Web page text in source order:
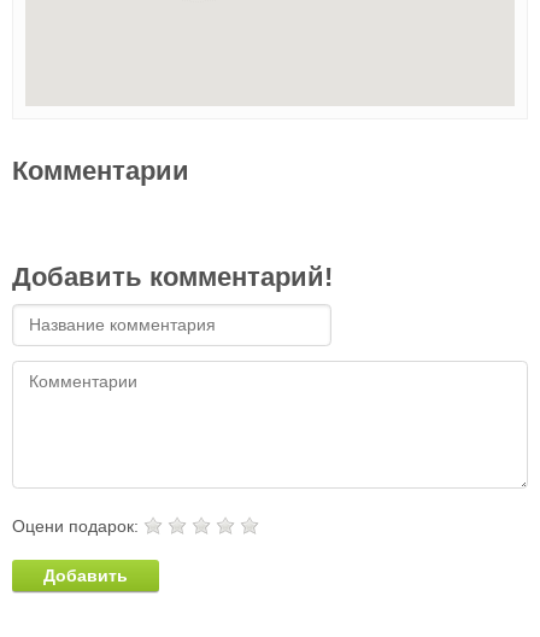
Комментарии
Добавить комментарий!
Оцени подарок:
Добавить